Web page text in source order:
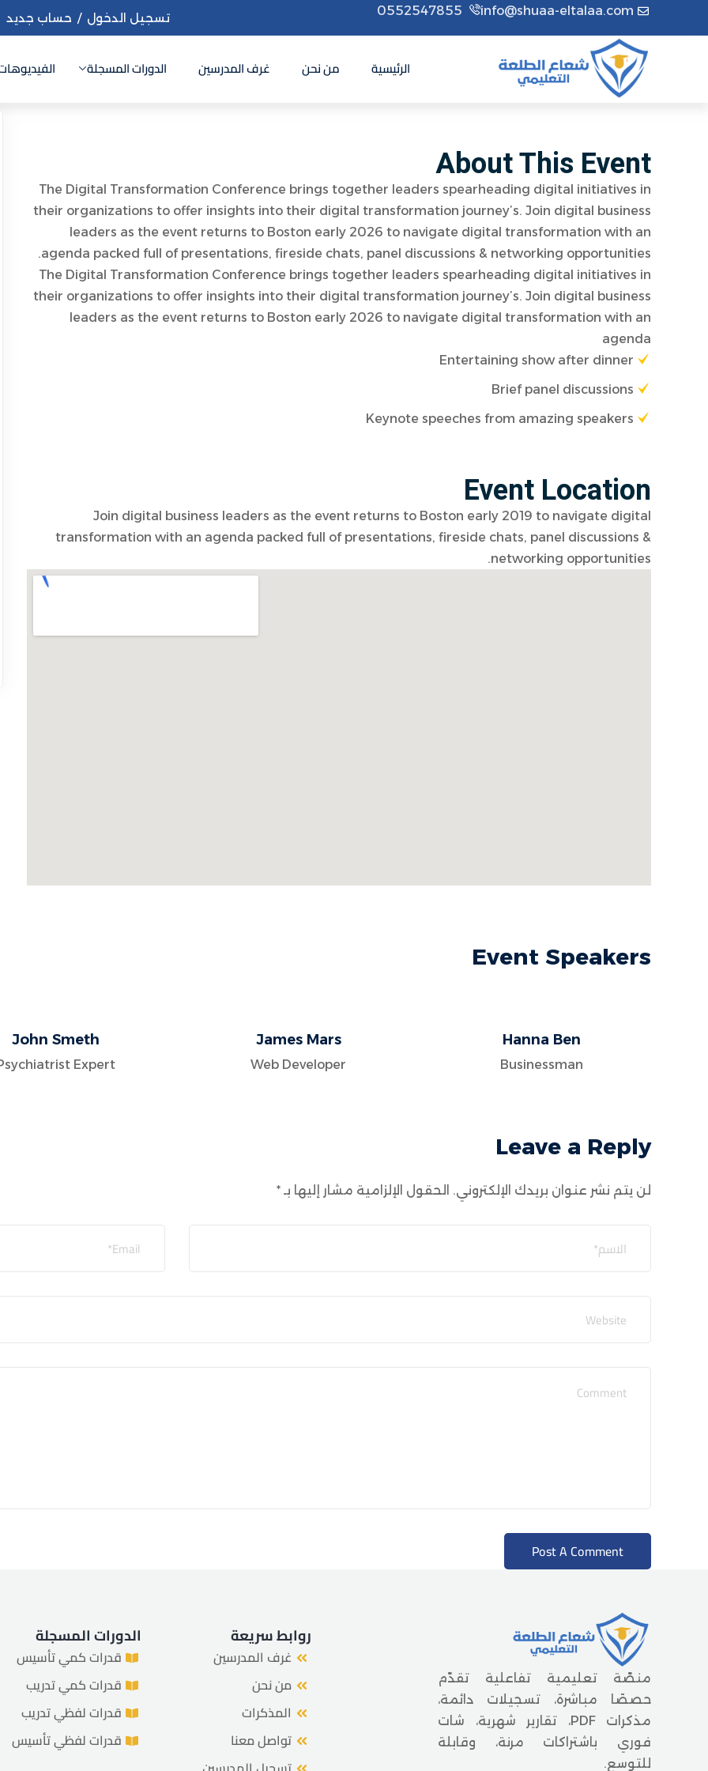
info@shuaa-eltalaa.com
0552547855 تسجيل الدخول / حساب جديد
الرئيسية من نحن غرف المدرسين الدورات المسجلة
About This Event
The Digital Transformation Conference brings together leaders spearheading digital initiatives in
their organizations to offer insights into their digital transformation journey’s. Join digital business
leaders as the event returns to Boston early 2026 to navigate digital transformation with an
agenda packed full of presentations, fireside chats, panel discussions & networking opportunities.
The Digital Transformation Conference brings together leaders spearheading digital initiatives in
their organizations to offer insights into their digital transformation journey’s. Join digital business
leaders as the event returns to Boston early 2026 to navigate digital transformation with an
agenda
Entertaining show after dinner
Brief panel discussions
Keynote speeches from amazing speakers
Event Location
Join digital business leaders as the event returns to Boston early 2019 to navigate digital
transformation with an agenda packed full of presentations, fireside chats, panel discussions &
networking opportunities.
Event Speakers
Hanna Ben
Businessman
James Mars
Web Developer
John Smeth
Expert
Leave a Reply
لن يتم نشر عنوان بريدك الإلكتروني. الحقول الإلزامية مشار إليها بـ *
منصّة تعليمية تفاعلية تقدّم
حصصًا مباشرة، تسجيلات دائمة،
مذكرات PDF، تقارير شهرية، شات
فوري باشتراكات مرنة، وقابلة
للتوسع.
روابط سريعة
غرف المدرسين
من نحن
المذكرات
تواصل معنا
الدورات المسجلة
قدرات كمي تأسيس
قدرات كمي تدريب
قدرات لفظي تدريب
قدرات لفظي تأسيس
Sign in
Don’t have an account?Sign up